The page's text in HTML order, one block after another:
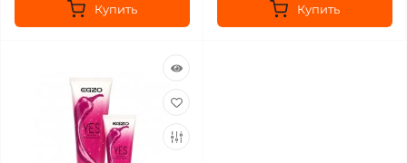
Купить Купить